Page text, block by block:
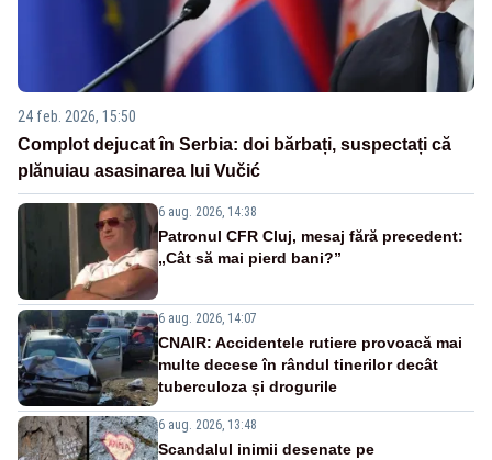
24 feb. 2026, 15:50
Complot dejucat în Serbia: doi bărbați, suspectați că
plănuiau asasinarea lui Vučić
6 aug. 2026, 14:38
Patronul CFR Cluj, mesaj fără precedent:
„Cât să mai pierd bani?”
6 aug. 2026, 14:07
CNAIR: Accidentele rutiere provoacă mai
multe decese în rândul tinerilor decât
tuberculoza și drogurile
6 aug. 2026, 13:48
Scandalul inimii desenate pe